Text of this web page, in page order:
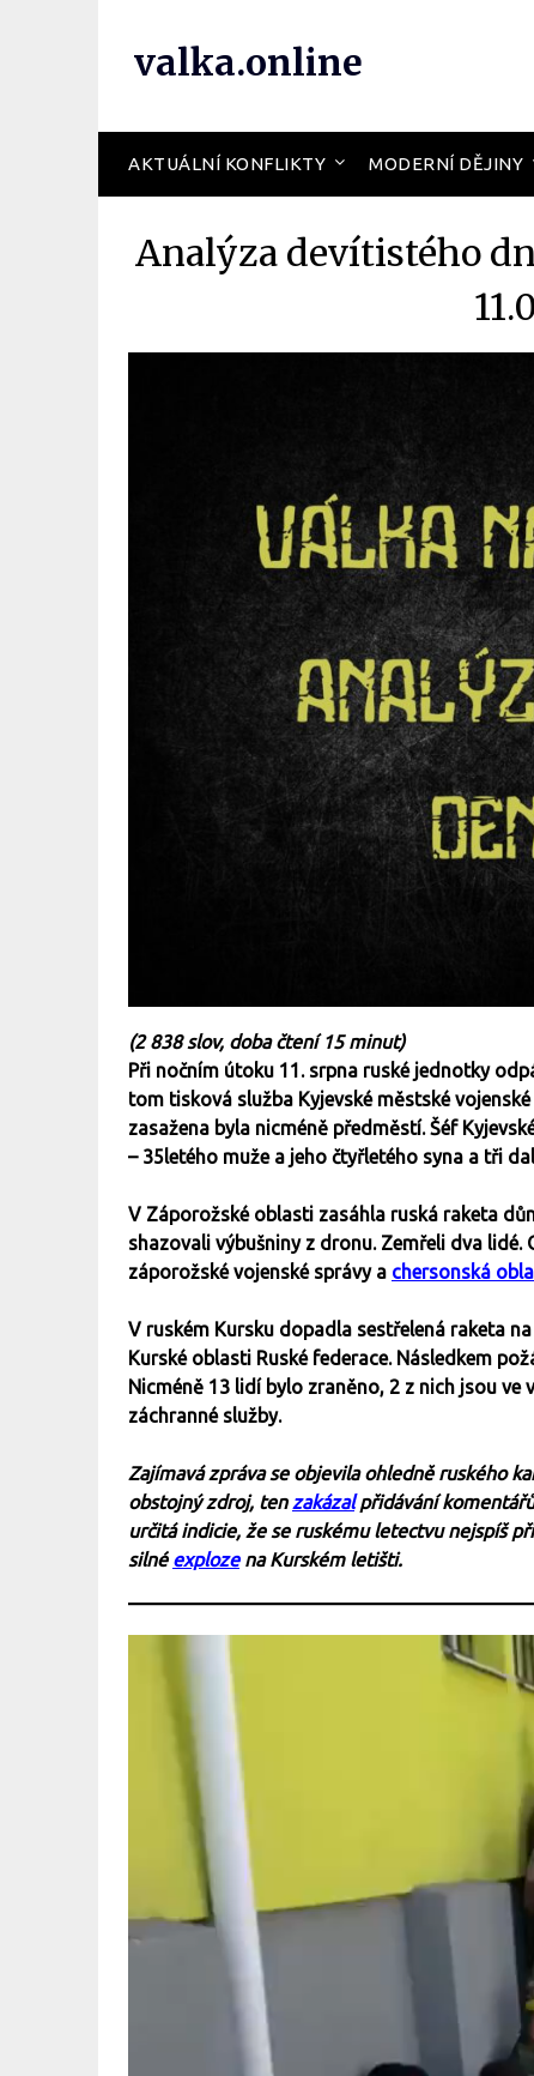
valka.online
AKTUÁLNÍ KONFLIKTY MODERNÍ DĚJINY
Analýza devítistého
(2 838 slov, doba čtení 15 minut)
Při nočním útoku 11. srpna ruské jednotky
tom tisková služba Kyjevské městské
zasažena byla nicméně předměstí. Šéf
– 35letého muže a jeho čtyřletého syna a tři
V Záporožské oblasti zasáhla ruská raketa
shazovali výbušniny z dronu. Zemřeli dva
záporožské vojenské správy a chersonská
V ruském Kursku dopadla sestřelená raketa
Kurské oblasti Ruské federace. Následkem
Nicméně 13 lidí bylo zraněno, 2 z nich jsou
záchranné služby.
Zajímavá zpráva se objevila ohledně ruského
obstojný zdroj, tenzakázalpřidávání
určitá indicie, že se ruskému letectvu nejspíš
silné explozena Kurském letišti.